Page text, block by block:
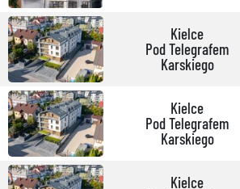
Kielce
Pod Telegrafem
Karskiego
Kielce
Pod Telegrafem
Karskiego
Kielce